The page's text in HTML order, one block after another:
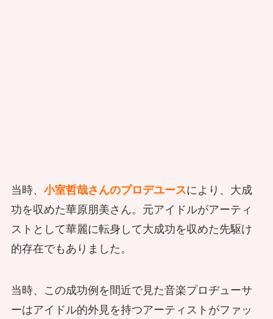
当時、 小室哲哉さんのプロデユースにより、大成
功を収めた華原朋美さん。元アイドルがアーティ
ストとして華麗に転身して大成功を収めた先駆け
的存在でもありました。
当時、この成功例を間近で見た音楽プロヂューサ
ーはアイドル的外見を持つアーティストがファッ